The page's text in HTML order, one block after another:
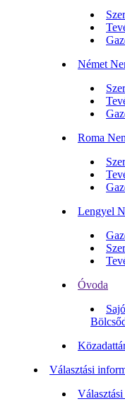
Német
Roma
Lengyel
Óvoda
Választási